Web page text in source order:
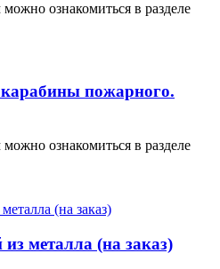
ознакомиться в разделе
пожарного.
ознакомиться в разделе
металла (на заказ)